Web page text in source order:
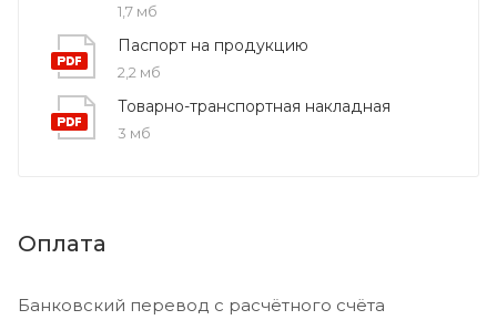
1,7 мб
Паспорт на продукцию
2,2 мб
Товарно-транспортная накладная
3 мб
Оплата
Банковский перевод с расчётного счёта